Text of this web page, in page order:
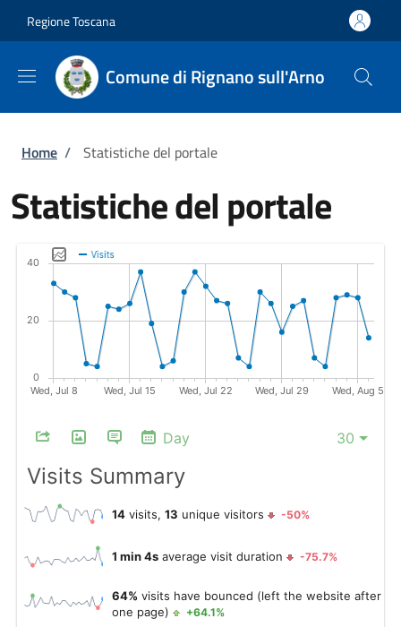
Regione Toscana
Comune di Rignano sull'Arno
Briciole di pane
Home / Statistiche del portale
Statistiche del portale